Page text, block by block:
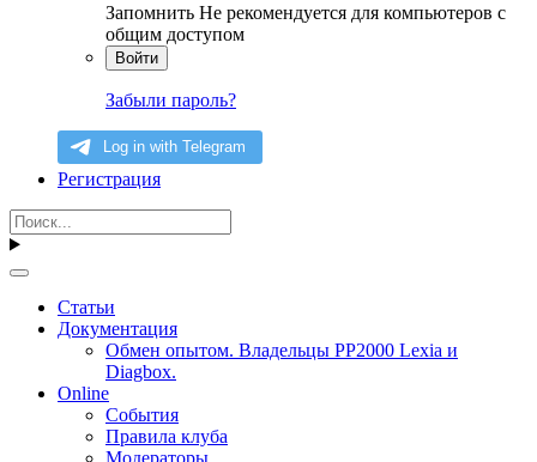
Запомнить Не рекомендуется для компьютеров с
общим доступом
Войти
Забыли пароль?
Регистрация
Статьи
Документация
Обмен опытом. Владельцы PP2000 Lexia и
Diagbox.
Online
События
Правила клуба
Модераторы